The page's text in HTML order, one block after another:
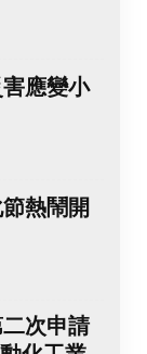
應變小
熱鬧開
次申請